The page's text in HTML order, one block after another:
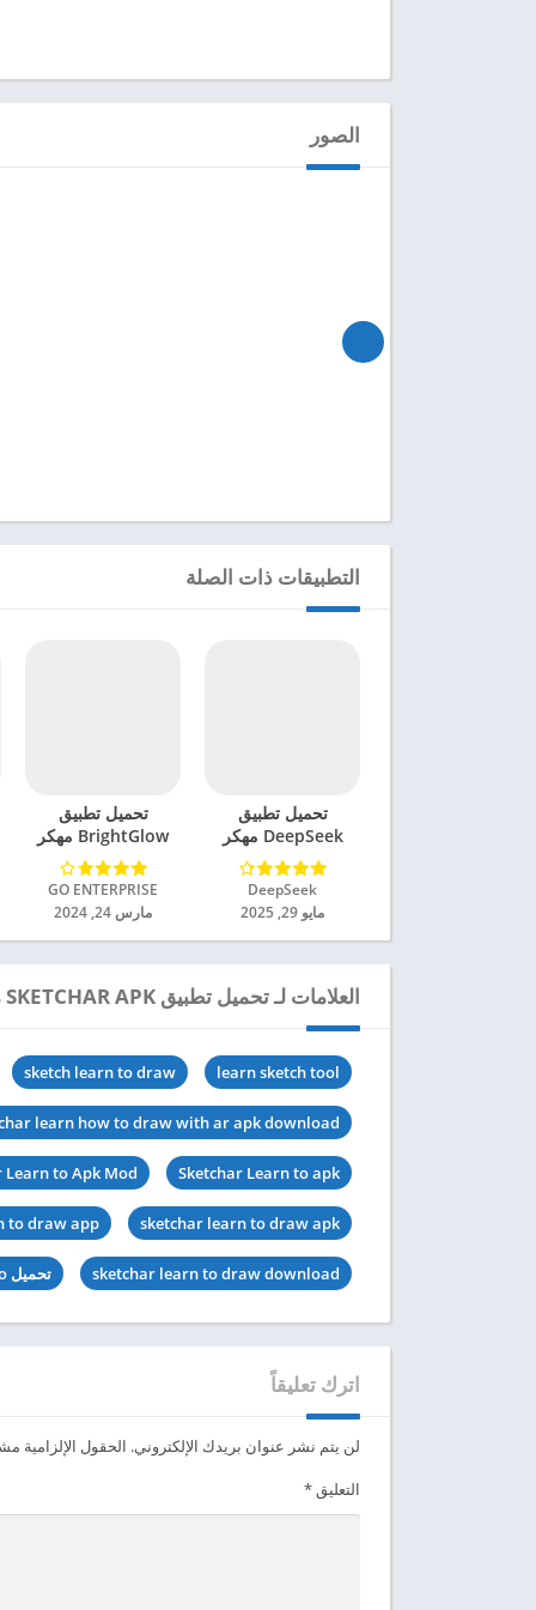
الصور
التطبيقات ذات الصلة
تحميل تطبيق
DeepSeek مهكر
للاندرويد 2025
DeepSeek‏
مايو 29, 2025
تحميل تطبيق
BrightGlow مهكر
للاندرويد 2024
GO ENTERPRISE‏
مارس 24, 2024
العلامات لـ تحميل تطبيق SKETCHAR APK مهكر للاندرويد 2024
learn sketch tool
sketch learn to draw
learn how to draw with ar apk download
Sketchar Learn to apk
Learn to Apk Mod
sketchar learn to draw apk
to draw app
sketchar learn to draw download تحميل Sketchar Learn to مهكرة
اترك تعليقاً
لن يتم نشر عنوان بريدك الإلكتروني. الحقول الإلزامية
التعليق*